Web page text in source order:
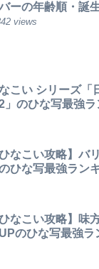
ーの年齢順・誕
views
こい シリーズ「
」のひな写最強
ひなこい攻略】バ
ひな写最強ラン
ひなこい攻略】味
のひな写最強ラ